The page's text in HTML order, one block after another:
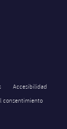
Accesibilidad
consentimiento